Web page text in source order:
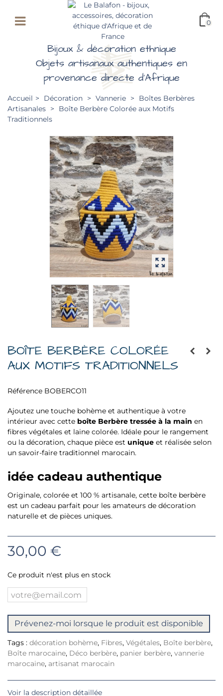
0
Bijoux & décoration ethnique
Objets artisanaux authentiques en
provenance directe d'Afrique
Accueil > Décoration > Vannerie >
Boîtes Berbères
Artisanales >
Boîte Berbère Colorée aux Motifs
Traditionnels
BOÎTE BERBÈRE COLORÉE
AUX MOTIFS TRADITIONNELS
Référence BOBERCO11
Ajoutez une touche bohème et authentique à votre
intérieur avec cette boîte Berbère tressée à la main en
fibres végétales et laine colorée. Idéale pour le rangement
ou la décoration, chaque pièce est unique et réalisée selon
un savoir-faire traditionnel marocain.
idée cadeau authentique
Originale, colorée et 100 % artisanale, cette boîte berbère
est un cadeau parfait pour les amateurs de décoration
naturelle et de pièces uniques.
30,00 €
Ce produit n'est plus en stock
Prévenez-moi lorsque le produit est disponible
Tags : décoration bohème, Fibres, Végétales, Boîte berbère,
Boîte marocaine, Déco berbère, panier berbère, vannerie
marocaine, artisanat marocain
Voir la description détaillée